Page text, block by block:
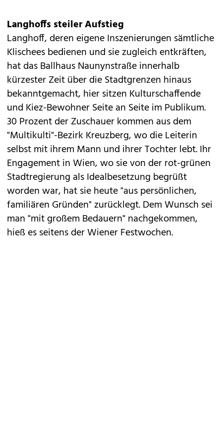
Langhoffs steiler Aufstieg
Langhoff, deren eigene Inszenierungen sämtliche
Klischees bedienen und sie zugleich entkräften,
hat das Ballhaus Naunynstraße innerhalb
kürzester Zeit über die Stadtgrenzen hinaus
bekanntgemacht, hier sitzen Kulturschaffende
und Kiez-Bewohner Seite an Seite im Publikum.
30 Prozent der Zuschauer kommen aus dem
"Multikulti"-Bezirk Kreuzberg, wo die Leiterin
selbst mit ihrem Mann und ihrer Tochter lebt. Ihr
Engagement in Wien, wo sie von der rot-grünen
Stadtregierung als Idealbesetzung begrüßt
worden war, hat sie heute "aus persönlichen,
familiären Gründen" zurücklegt. Dem Wunsch sei
man "mit großem Bedauern" nachgekommen,
hieß es seitens der Wiener Festwochen.